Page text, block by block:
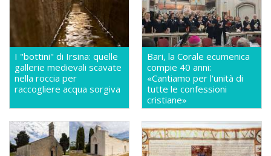
I "bottini" di Irsina: quelle
gallerie medievali scavate
nella roccia per
raccogliere acqua sorgiva
Bari, la Corale ecumenica
compie 40 anni:
«Cantiamo per l'unità di
tutte le confessioni
cristiane»